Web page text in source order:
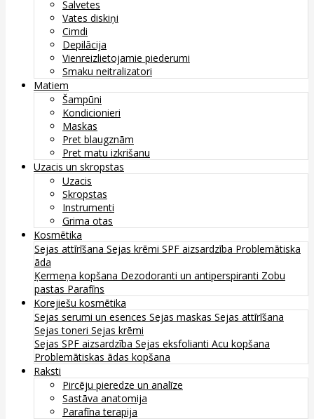
Salvetes
Vates diskiņi
Cimdi
Depilācija
Vienreizlietojamie piederumi
Smaku neitralizatori
Matiem
Šampūni
Kondicionieri
Maskas
Pret blaugznām
Pret matu izkrišanu
Uzacis un skropstas
Uzacis
Skropstas
Instrumenti
Grima otas
Kosmētika
Sejas attīrīšana Sejas krēmi SPF aizsardzība Problemātiska
āda
Ķermeņa kopšana Dezodoranti un antiperspiranti Zobu
pastas Parafīns
Korejiešu kosmētika
Sejas serumi un esences Sejas maskas Sejas attīrīšana
Sejas toneri Sejas krēmi
Sejas SPF aizsardzība Sejas eksfolianti Acu kopšana
Problemātiskas ādas kopšana
Raksti
Pircēju pieredze un analīze
Sastāva anatomija
Parafīna terapija